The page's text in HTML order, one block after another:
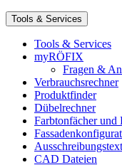
Tools & Services
Tools & Services
myRÖFIX
Fragen &
Verbrauchsrechner
Produktfinder
Dübelrechner
Farbtonfächer und
CAD Dateien